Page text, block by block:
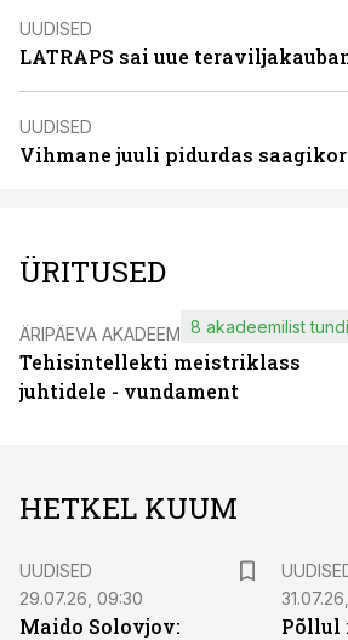
UUDISED
LATRAPS sai uue
UUDISED
Vihmane juuli pidurdas
ÜRITUSED
ÄRIPÄEVA AKADEEMIA
Tehisintellekti meistriklass
juhtidele - vundament
8 akadeemilist tundi
HETKEL KUUM
UUDISED
29.07.26, 09:30
Maido Solovjov:
Põllul